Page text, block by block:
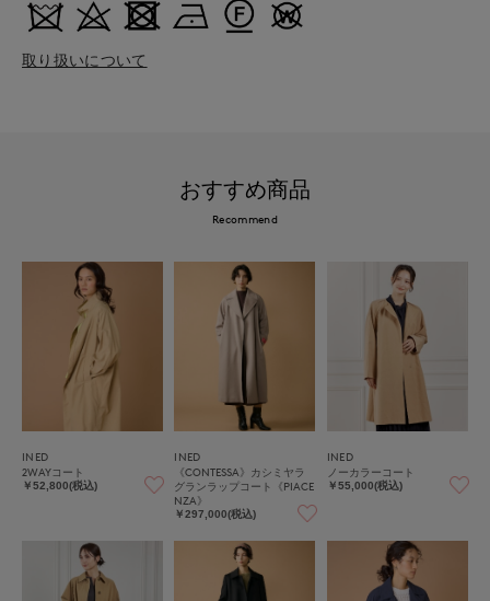
取り扱いについて
おすすめ商品
Recommend
INED
2WAYコート
￥52,800(税込)
INED
《CONTESSA》カシミヤラ
グランラップコート《PIACE
NZA》
￥297,000(税込)
INED
ノーカラーコート
￥55,000(税込)